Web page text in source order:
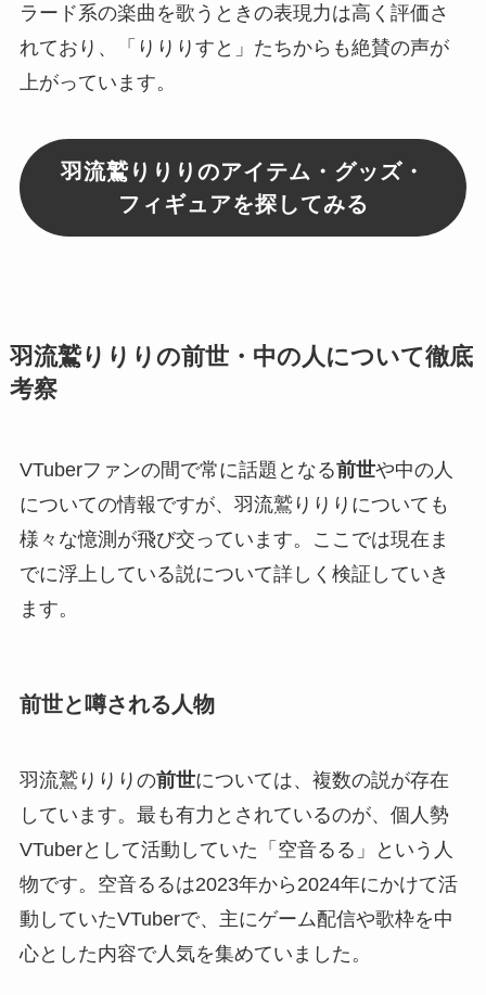
ラード系の楽曲を歌うときの表現力は高く評価さ
れており、「りりりすと」たちからも絶賛の声が
上がっています。
羽流鷲りりりのアイテム・グッズ・
フィギュアを探してみる
羽流鷲りりりの前世・中の人について徹底
考察
VTuberファンの間で常に話題となる前世や中の人
についての情報ですが、羽流鷲りりりについても
様々な憶測が飛び交っています。ここでは現在ま
でに浮上している説について詳しく検証していき
ます。
前世と噂される人物
羽流鷲りりりの前世については、複数の説が存在
しています。最も有力とされているのが、個人勢
VTuberとして活動していた「空音るる」という人
物です。空音るるは2023年から2024年にかけて活
動していたVTuberで、主にゲーム配信や歌枠を中
心とした内容で人気を集めていました。